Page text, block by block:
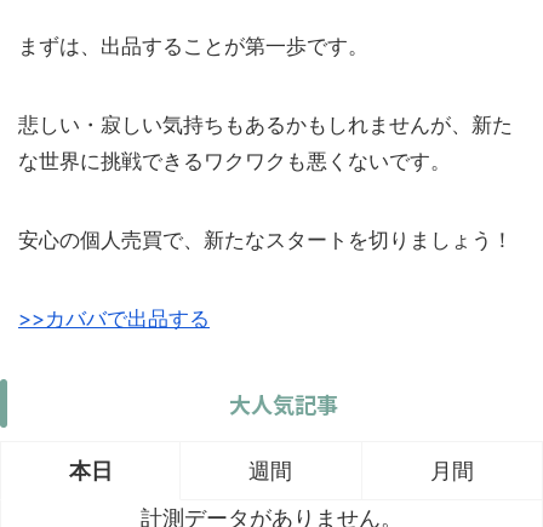
まずは、出品することが第一歩です。
悲しい・寂しい気持ちもあるかもしれませんが、新た
な世界に挑戦できるワクワクも悪くないです。
安心の個人売買で、新たなスタートを切りましょう！
>>カババで出品する
大人気記事
本日 週間
月間
計測データがありません。